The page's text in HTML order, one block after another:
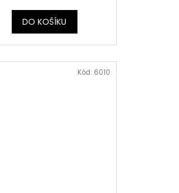
DO KOŠÍKU
Kód: 6010